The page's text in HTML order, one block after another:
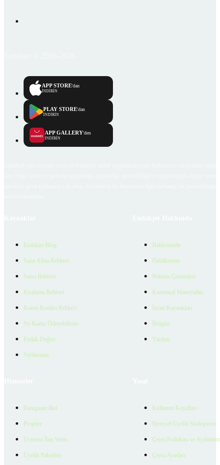
APP STORE'dan
İNDİRİN
PLAY STORE'dan
İNDİRİN
APP GALLERY'den
İNDİRİN
Emlakjet Blog
Satın Alma Rehberi
Satıcı Rehberi
Kiralama Rehberi
Konut Kredisi Rehberi
Ne Kadar Ödeyebilirim
Emlak Değeri
Verilerimiz
Hakkımızda
Ödüllerimiz
Reklam Çözümleri
Kurumsal Materyaller
İnsan Kaynakları
İletişim
Yardım
Danışman Bul
Projeler
Ücretsiz İlan Verin
Üyelik Paketleri
Kullanım Koşulları
Bireysel Üyelik Sözleşmesi
Çerez Politikası ve
Çerez Ayarları